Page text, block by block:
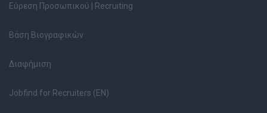
Εύρεση Προσωπικού | Recruiting
Βάση Βιογραφικών
Διαφήμιση
Jobfind for Recruiters (EN)